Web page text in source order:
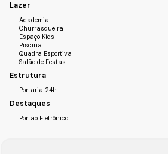
Lazer
Academia
Churrasqueira
Espaço Kids
Piscina
Quadra Esportiva
Salão de Festas
Estrutura
Portaria 24h
Destaques
Portão Eletrônico